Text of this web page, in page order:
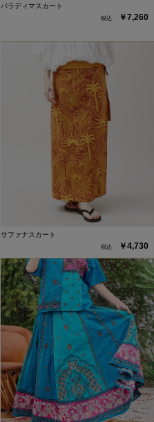
パラディマスカート
￥7,260
サファナスカート
￥4,730